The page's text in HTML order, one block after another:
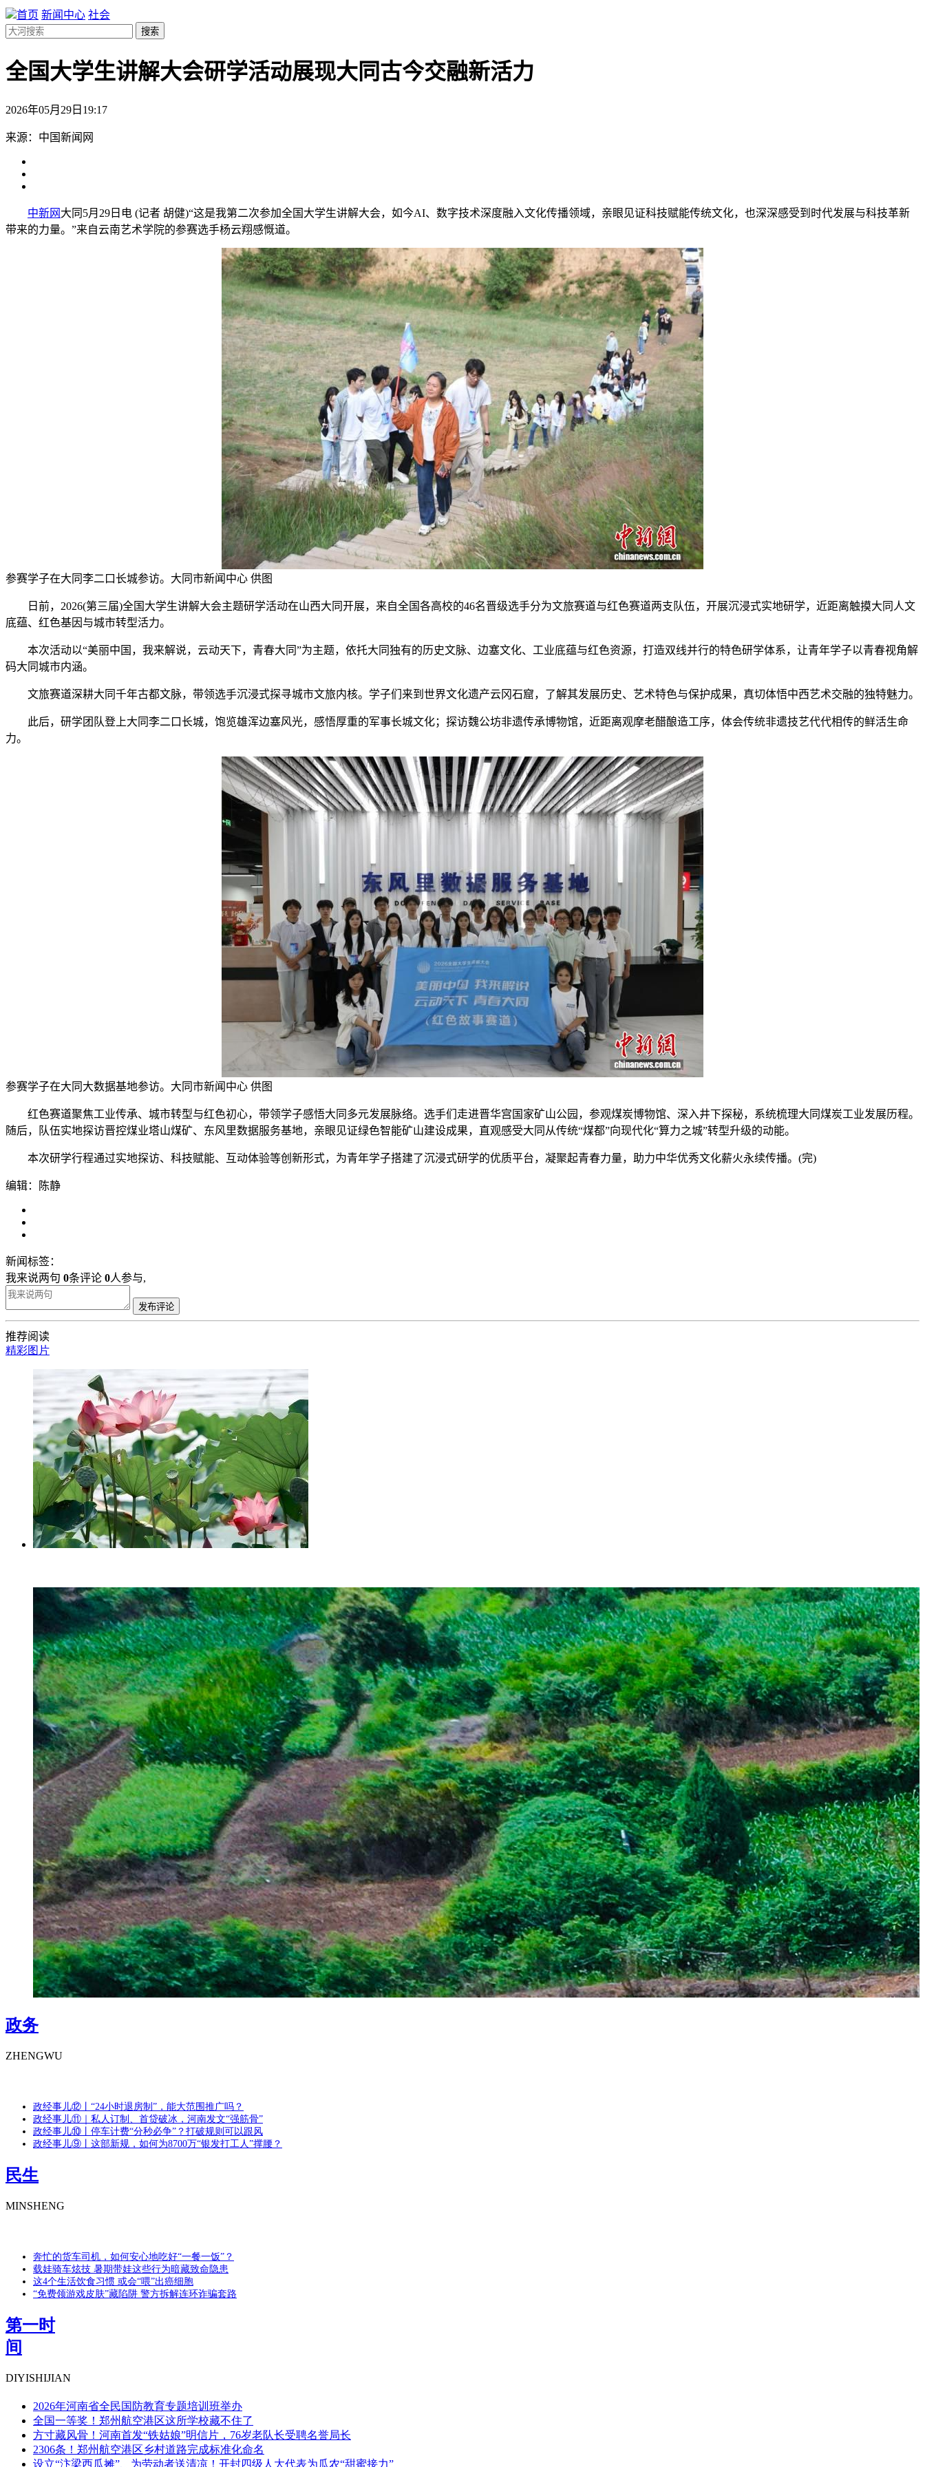
首页 新闻中心 社会
搜索
全国大学生讲解大会研学活动展现大同古今交融新活力
2026年05月29日19:17
来源：中国新闻网
中新网 大同5月29日电 (记者 胡健)“这是我第二次参加全国大学生讲解大会，如今AI、数字技术深度融入文化传播领域，亲眼见证科技赋能传统文化，也深深感受到时代发展与科技革新
带来的力量。”来自云南艺术学院的参赛选手杨云翔感慨道。
参赛学子在大同李二口长城参访。大同市新闻中心 供图
日前，2026(第三届)全国大学生讲解大会主题研学活动在山西大同开展，来自全国各高校的46名晋级选手分为文旅赛道与红色赛道两支队伍，开展沉浸式实地研学，近距离触摸大同人文
底蕴、红色基因与城市转型活力。
本次活动以“美丽中国，我来解说，云动天下，青春大同”为主题，依托大同独有的历史文脉、边塞文化、工业底蕴与红色资源，打造双线并行的特色研学体系，让青年学子以青春视角解
码大同城市内涵。
文旅赛道深耕大同千年古都文脉，带领选手沉浸式探寻城市文旅内核。学子们来到世界文化遗产云冈石窟，了解其发展历史、艺术特色与保护成果，真切体悟中西艺术交融的独特魅力。
此后，研学团队登上大同李二口长城，饱览雄浑边塞风光，感悟厚重的军事长城文化；探访魏公坊非遗传承博物馆，近距离观摩老醋酿造工序，体会传统非遗技艺代代相传的鲜活生命
力。
参赛学子在大同大数据基地参访。大同市新闻中心 供图
红色赛道聚焦工业传承、城市转型与红色初心，带领学子感悟大同多元发展脉络。选手们走进晋华宫国家矿山公园，参观煤炭博物馆、深入井下探秘，系统梳理大同煤炭工业发展历程。
随后，队伍实地探访晋控煤业塔山煤矿、东风里数据服务基地，亲眼见证绿色智能矿山建设成果，直观感受大同从传统“煤都”向现代化“算力之城”转型升级的动能。
本次研学行程通过实地探访、科技赋能、互动体验等创新形式，为青年学子搭建了沉浸式研学的优质平台，凝聚起青春力量，助力中华优秀文化薪火永续传播。(完)
编辑：陈静
新闻标签：
我来说两句 0条评论 0人参与,
发布评论
推荐阅读